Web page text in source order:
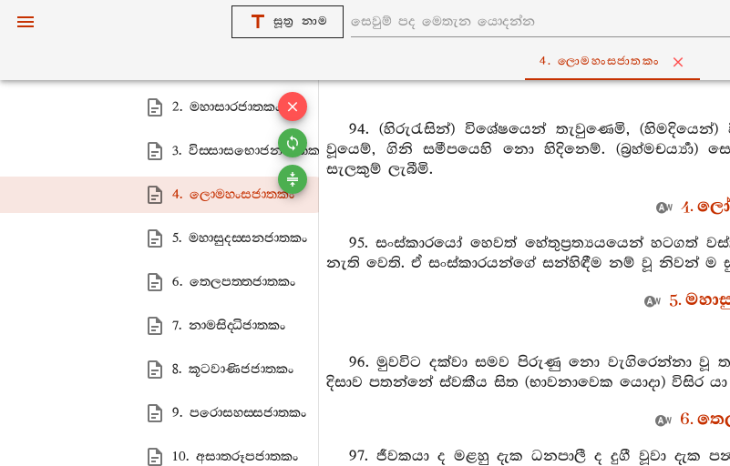
සූත්‍ර නාම
4. ලොමහංසජාතකං
2. මහාසාරජාතකං
3. විස‍්සාසභොජනජාතකං
4. ලොමහංසජාතකං
5. මහාසුදස‍්සනජාතකං
6. තෙලපත‍්තජාතකං
7. නාමසිද‍්ධිජාතකං
8. කූටවාණිජජාතකං
9. පරොසහස‍්සජාතකං
10. අසාතරූපජාතකං
94. (හිරුරැසින්) විශේෂයෙන් තැවුණෙමි,
වූයෙම්, ගිනි සමීපයෙහි නො හිදිනෙම්. (බ්‍රහ්මචර්‍ය්‍යා)
සැලකුම් ලැබීමි.
4.
95. සංස්කාරයෝ හෙවත් හේතුප්‍රත්‍යයයෙන් හටගත්
නැති වෙති. ඒ සංස්කාරයන්ගේ සන්හිඳීම නම් වූ නිවන් ම
5.
96. මුවවිට දක්වා සමව පිරුණු නො වැගිරෙන්නා වූ
දිසාව පතන්නේ ස්වකීය සිත (භාවනාවෙක යොදා) විසිර
6.
97. ජීවකයා ද මළහු දැක ධනපාලී ද දුගී වූවා දැක